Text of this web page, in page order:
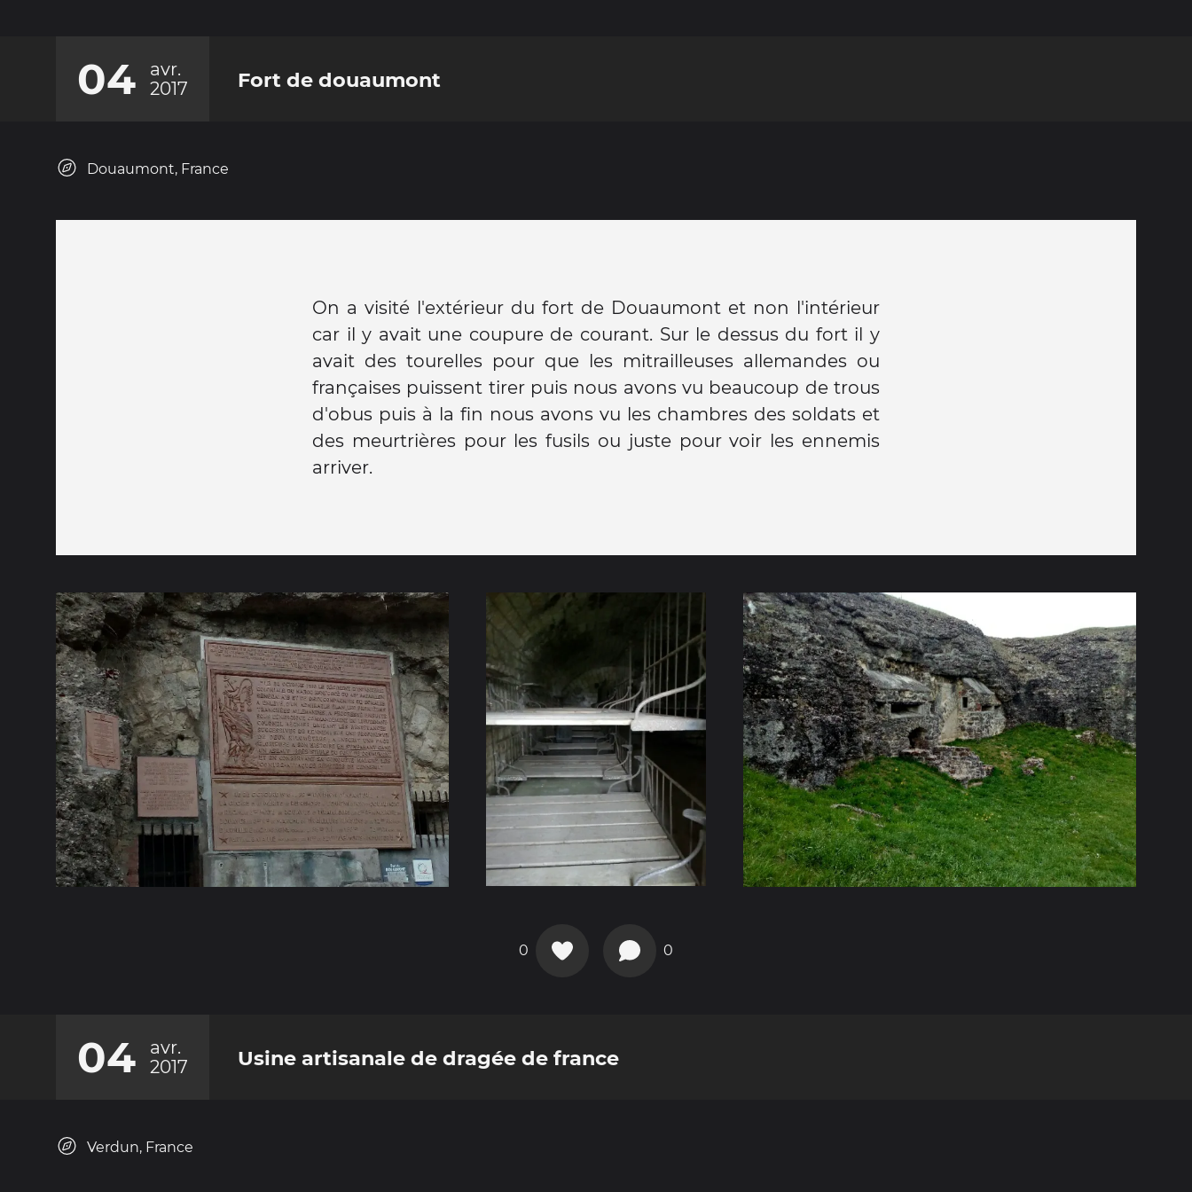
04
avr.
2017
Fort de douaumont
Douaumont, France
On a visité l'extérieur du fort de Douaumont et non l'intérieur
car il y avait une coupure de courant. Sur le dessus du fort il y
avait des tourelles pour que les mitrailleuses allemandes ou
françaises puissent tirer puis nous avons vu beaucoup de trous
d'obus puis à la fin nous avons vu les chambres des soldats et
des meurtrières pour les fusils ou juste pour voir les ennemis
arriver.
0 0
04
avr.
2017
Usine artisanale de dragée de france
Verdun, France